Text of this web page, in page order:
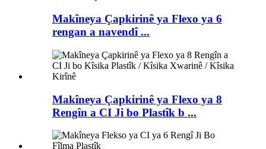
Makîneya Çapkirinê ya Flexo ya 6
rengan a navendî ...
Makîneya Çapkirinê ya Flexo ya 8
Rengîn a CI Ji bo Plastîk b ...